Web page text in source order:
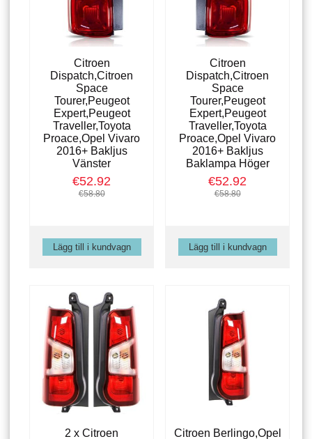
Citroen
Dispatch,Citroen
Space
Tourer,Peugeot
Expert,Peugeot
Traveller,Toyota
Proace,Opel Vivaro
2016+ Bakljus
Vänster
€52.92
€58.80
Citroen
Dispatch,Citroen
Space
Tourer,Peugeot
Expert,Peugeot
Traveller,Toyota
Proace,Opel Vivaro
2016+ Bakljus
Baklampa Höger
€52.92
€58.80
2 x Citroen
Citroen Berlingo,Opel